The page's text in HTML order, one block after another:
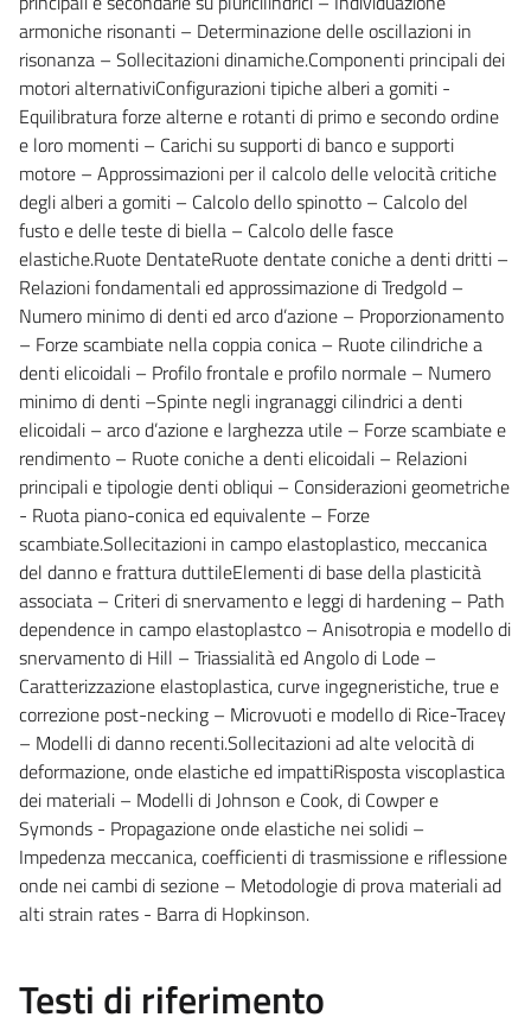
armoniche risonanti – Determinazione delle oscillazioni in
risonanza – Sollecitazioni dinamiche.Componenti principali dei
motori alternativiConfigurazioni tipiche alberi a gomiti -
Equilibratura forze alterne e rotanti di primo e secondo ordine
e loro momenti – Carichi su supporti di banco e supporti
motore – Approssimazioni per il calcolo delle velocità critiche
degli alberi a gomiti – Calcolo dello spinotto – Calcolo del
fusto e delle teste di biella – Calcolo delle fasce
elastiche.Ruote DentateRuote dentate coniche a denti dritti –
Relazioni fondamentali ed approssimazione di Tredgold –
Numero minimo di denti ed arco d’azione – Proporzionamento
– Forze scambiate nella coppia conica – Ruote cilindriche a
denti elicoidali – Profilo frontale e profilo normale – Numero
minimo di denti –Spinte negli ingranaggi cilindrici a denti
elicoidali – arco d’azione e larghezza utile – Forze scambiate e
rendimento – Ruote coniche a denti elicoidali – Relazioni
principali e tipologie denti obliqui – Considerazioni geometriche
- Ruota piano-conica ed equivalente – Forze
scambiate.Sollecitazioni in campo elastoplastico, meccanica
del danno e frattura duttileElementi di base della plasticità
associata – Criteri di snervamento e leggi di hardening – Path
dependence in campo elastoplastco – Anisotropia e modello di
snervamento di Hill – Triassialità ed Angolo di Lode –
Caratterizzazione elastoplastica, curve ingegneristiche, true e
correzione post-necking – Microvuoti e modello di Rice-Tracey
– Modelli di danno recenti.Sollecitazioni ad alte velocità di
deformazione, onde elastiche ed impattiRisposta viscoplastica
dei materiali – Modelli di Johnson e Cook, di Cowper e
Symonds - Propagazione onde elastiche nei solidi –
Impedenza meccanica, coefficienti di trasmissione e riflessione
onde nei cambi di sezione – Metodologie di prova materiali ad
alti strain rates - Barra di Hopkinson.
Testi di riferimento